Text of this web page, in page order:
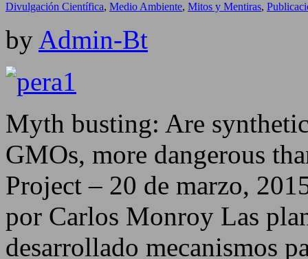
Divulgación Científica, Medio Ambiente, Mitos y Mentiras,
by Admin-Bt
Myth busting: Are
GMOs, more dangerous
Project – 20 de marzo,
por Carlos Monroy Las
desarrollado mecanismos